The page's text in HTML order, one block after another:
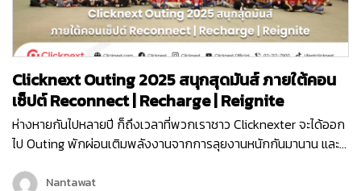
Clicknext Outing 2025 สนุกสุดมันส์ ภายใต้คอน
เซ็ปต์ Reconnect | Recharge | Reignite
ห่างหายกันไปหลายปี ก็ถึงเวลาที่พวกเราชาว Clicknexter จะได้ออก
ไป Outing พักผ่อนเติมพลังงานจากการลุยงานหนักกันมานาน และ
กิจกรรมมากมายทั้งช่วงกลางวันและกลางคืน เพื่อให้พนักงานได้
Nantawat